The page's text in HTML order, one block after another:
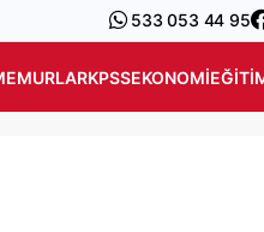
533 053 44 95
KPSSEKONOMI